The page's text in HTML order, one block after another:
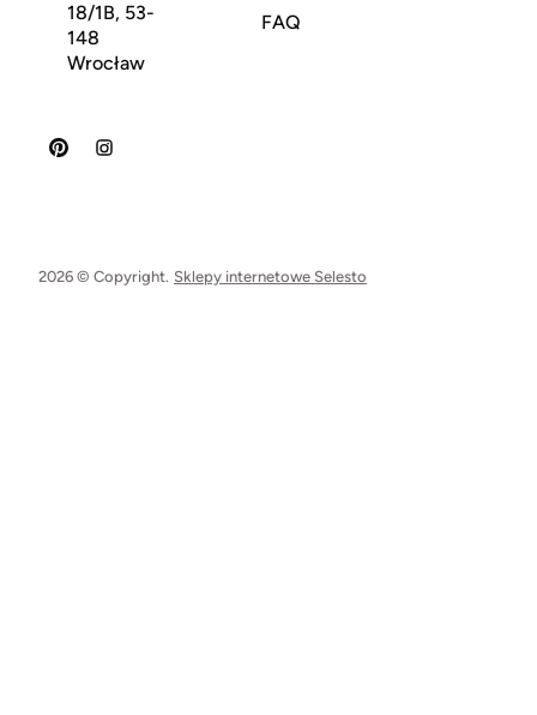
18/1B, 53-
148
Wrocław
FAQ
2026 © Copyright. Sklepy internetowe Selesto